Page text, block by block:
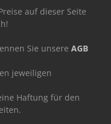
auf dieser Seite
Sie unsere AGB
jeweiligen
Haftung für den